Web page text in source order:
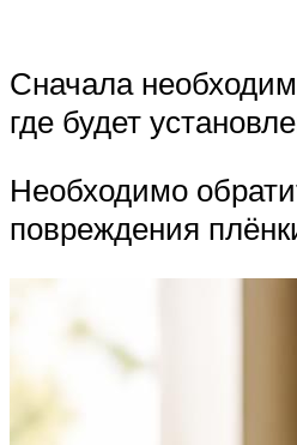
Сначала
где будет
Необходимо
повреждения